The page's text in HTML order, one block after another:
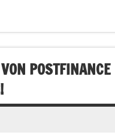
POSTFINANCE